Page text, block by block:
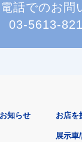
電話でのお問
03-5613-
知らせ お店を
展示車